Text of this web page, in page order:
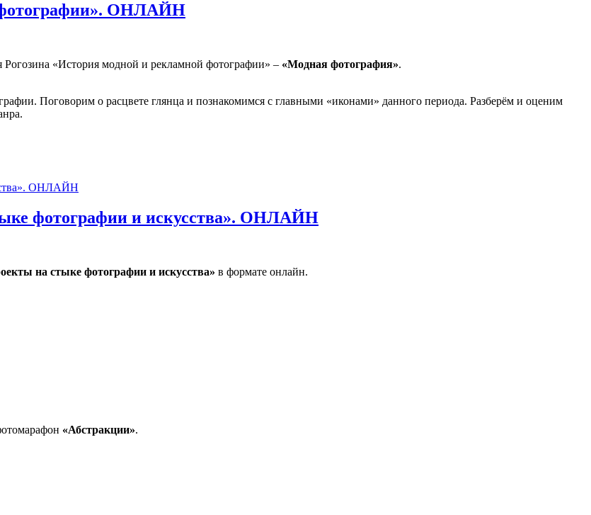
фотографии». ОНЛАЙН
Рогозина «История модной и рекламной фотографии» – «Модная фотография».
Поговорим о расцвете глянца и познакомимся с главными «иконами» данного периода. Разберём и оценим
фотографии и искусства». ОНЛАЙН
на стыке фотографии и искусства» в формате онлайн.
«Абстракции».